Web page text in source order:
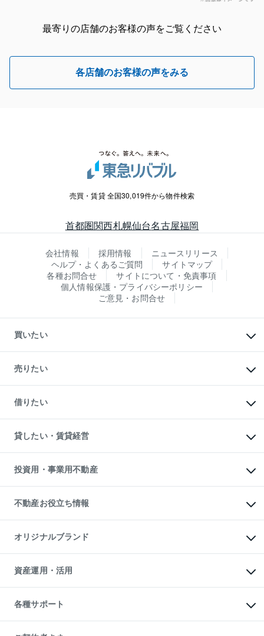
最寄りの店舗のお客様の声をご覧ください
各店舗のお客様の声をみる
売買・賃貸 全国30,019件から物件検索
首都圏関西札幌仙台名古屋福岡
会社情報 採用情報
ニュースリリース
ヘルプ・よくあるご質問
サイトマップ
各種お問合せ
サイトについて・免責事項
個人情報保護・プライバシーポリシー
ご意見・お問合せ
買いたい
新築・分譲マンションの購入
中古マンションの購入
一戸建ての購入
中古一戸建ての購入
不動産購入の流れ
注目キーワード物件特集
購入ガイド
English 繁体中文簡体中文
売りたい
一戸建ての売却・査定
土地の売却・査定
スピードAI査定
不動産査定について
不動産売却の流れ
不動産買換えの流れ
売却ガイド
借りたい
オフィス・店舗の賃貸
借りるときの流れ
借りるガイド
貸したい・賃貸経営
マンション賃料データ
賃貸管理プラン
リロケーションについて
貸すガイド
投資用・事業用不動産
事業用不動産
マンション投資
投資用マンション
アパート経営
収益物件
ビル購入（ビル一棟）
投資用不動産の売却査定
事業用不動産の売却査定
不動産お役立ち情報
マンションライブラリー
人気マンションランキング
暮らしに役立つ不動産メディア
不動産相場・不動産価格情報
不動産コラム・ニュース
不動産用語集
不動産なんでもネット相談室
住まいの税金
オリジナルブランド
一棟リノベーションマンション
L`GENTE（ルジェンテ）
区分リノベーションマンション
投資用一棟レジデンスWELL
不動産小口投資
LEGACIA（レガシア）
資産運用・活用
不動産M&A
アセットマネジメント・出資
各種サポート